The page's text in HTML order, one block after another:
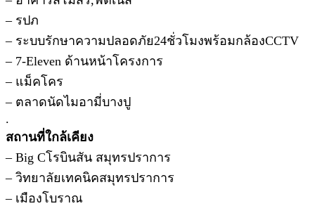
– รปภ
– ระบบรักษาความปลอดภัย24ชั่วโมงพร้อมกล้องCCTV
– 7-Eleven ด้านหน้าโครงการ
– แม็คโคร
– ตลาดนัดไมอามี่บางปู
.
สถานที่ใกล้เคียง
– Big Cโรบินสัน สมุทรปราการ
– วิทยาลัยเทคนิคสมุทรปราการ
– เมืองโบราณ